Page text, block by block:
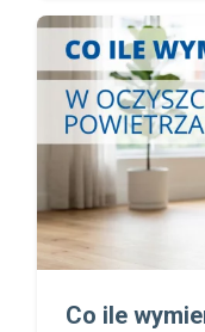
Co ile